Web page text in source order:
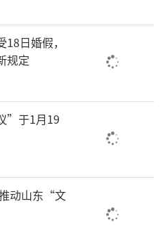
方城际空间站，成为济
城+居一体化的5.0版T
行仅需5分钟，约210
双子塔、175米超高
、独栋商业、独栋商
超、酒店公寓、高端
享西城会展中心、济
一馆三院、宜家家居、
准确的把握了西城的
日婚假，
规定
”于1月19
动山东“文